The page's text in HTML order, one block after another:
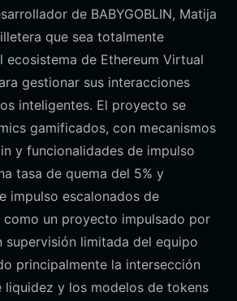
de BABYGOBLIN, Matija
que sea totalmente
ecosistema de Ethereum Virtual
gestionar sus interacciones
inteligentes. El proyecto se
gamificados, con mecanismos
y funcionalidades de impulso
tasa de quema del 5% y
impulso escalonados de
como un proyecto impulsado por
supervisión limitada del equipo
principalmente la intersección
liquidez y los modelos de tokens